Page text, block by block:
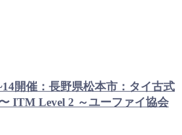
開催：長野県松本市：タイ古式
ITM Level 2 ～ユーファイ協会